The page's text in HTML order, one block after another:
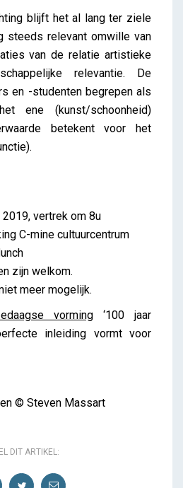
blijft het al lang ter ziele
steeds relevant omwille van
van de relatie artistieke
relevantie. De
en -studenten begrepen als
ene (kunst/schoonheid)
betekent voor het
vertrek om 8u
C-mine cultuurcentrum
zijn welkom.
meer mogelijk.
vorming‘100 jaar
inleiding vormt voor
© Steven Massart
DIT ARTIKEL: